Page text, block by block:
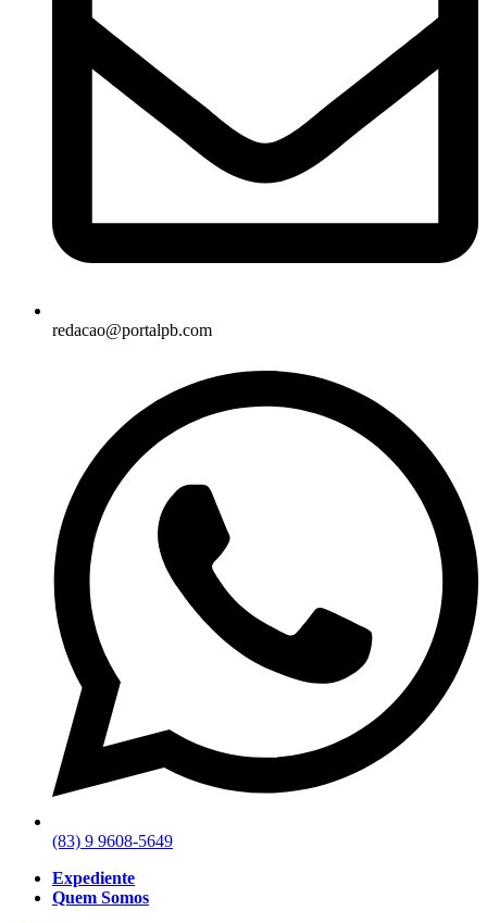
redacao@portalpb.com
(83) 9 9608-5649
Expediente
Quem Somos